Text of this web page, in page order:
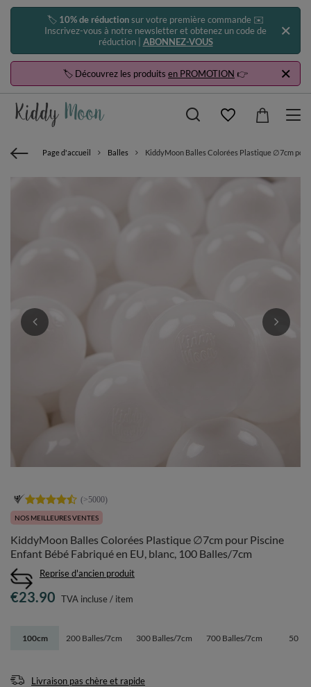
🏷️ 10% de réductionsur votre première commande ✉️
Inscrivez-vous à notre newsletter et obtenez un code de
réduction | ABONNEZ-VOUS
🏷️ Découvrez les produits en PROMOTION 👉
Page d'accueil Balles KiddyMoon Balles Colorées Plastique ∅7cm
NOS MEILLEURES VENTES
KiddyMoon Balles Colorées Plastique ∅7cm pour Piscine
Enfant Bébé Fabriqué en EU, blanc, 100 Balles/7cm
Reprise d'ancien produit
100cm 200 Balles/7cm 300 Balles/7cm 700 Balles/7cm 50
€23.90 TVA incluse/ item
Livraison pas chère et rapide